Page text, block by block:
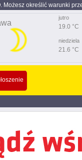
. Możesz określić warunki
jutro
19.0 °C
niedziela
21.6 °C